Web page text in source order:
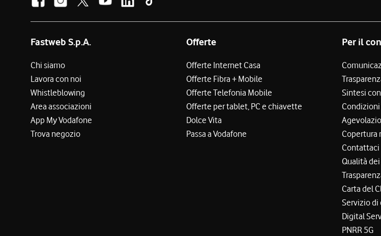
Fastweb S.p.A.
Chi siamo
Lavora con noi
Whistleblowing
Area associazioni
App My Vodafone
Trova negozio
Offerte
Offerte Internet Casa
Offerte Fibra + Mobile
Offerte Telefonia Mobile
Offerte per tablet, PC e chiavette
Dolce Vita
Passa a Vodafone
Per il
Sintesi
Copertura
Contattaci
Qualità
Carta del
Servizio
Digital
PNRR 5G